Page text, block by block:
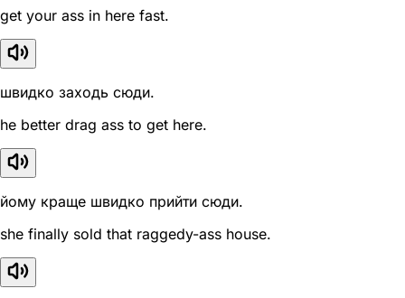
get your ass in here fast.
швидко заходь сюди.
he better drag ass to get here.
йому краще швидко прийти сюди.
she finally sold that raggedy-ass house.